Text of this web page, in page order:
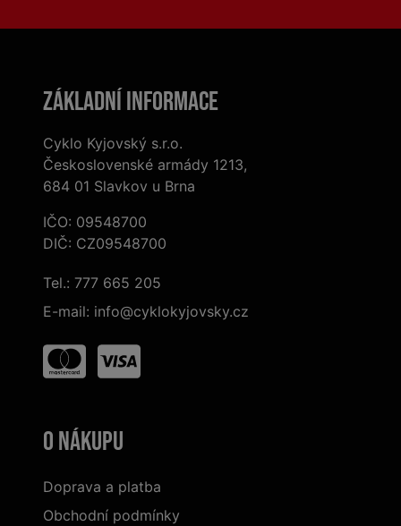
Základní informace
Cyklo Kyjovský s.r.o.
Československé armády 1213,
684 01 Slavkov u Brna
IČO: 09548700
DIČ: CZ09548700
Tel.: 777 665 205
E-mail: info@cyklokyjovsky.cz
O nákupu
Doprava a platba
Obchodní podmínky